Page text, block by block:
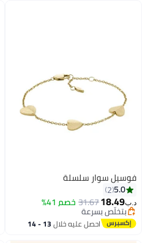
فوسيل سوار سلسلة
5.0
2
د.ب‏18.49
31.67خصم 41%
بتخلّص بسرعة
بتخلّص بسرعةاحصل عليه خلال 13 - 14